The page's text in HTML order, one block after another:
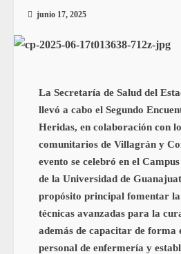
junio 17, 2025
La Secretaría de Salud del
llevó a cabo el Segundo
Heridas, en colaboración con
comunitarios de Villagrán y
evento se celebró en el
de la Universidad de
propósito principal fomentar
técnicas avanzadas para la
además de capacitar de forma
personal de enfermería y